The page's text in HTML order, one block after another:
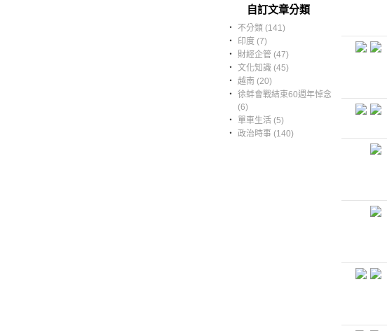
自訂文章分類
‧
不分類 (141)
‧
印度 (7)
‧
財經企管 (47)
‧ 文化知識 (45)
‧ 越南 (20)
‧ 徐蚌會戰結束60週年悼念
(6)
‧ 單車生活 (5)
‧ 政治時事 (140)